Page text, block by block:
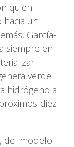
quien
un
García-
siempre en
verde
hidrógeno a
diez
del modelo